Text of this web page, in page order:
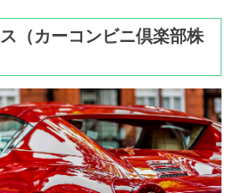
（カーコンビニ倶楽部株